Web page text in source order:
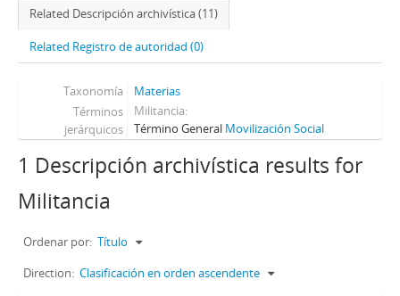
Related Descripción archivística (11)
Related Registro de autoridad (0)
Taxonomía
Materias
Términos
jerárquicos
Militancia
Término General Movilización Social
1 Descripción archivística results for
Militancia
Ordenar por: Título
Direction: Clasificación en orden ascendente